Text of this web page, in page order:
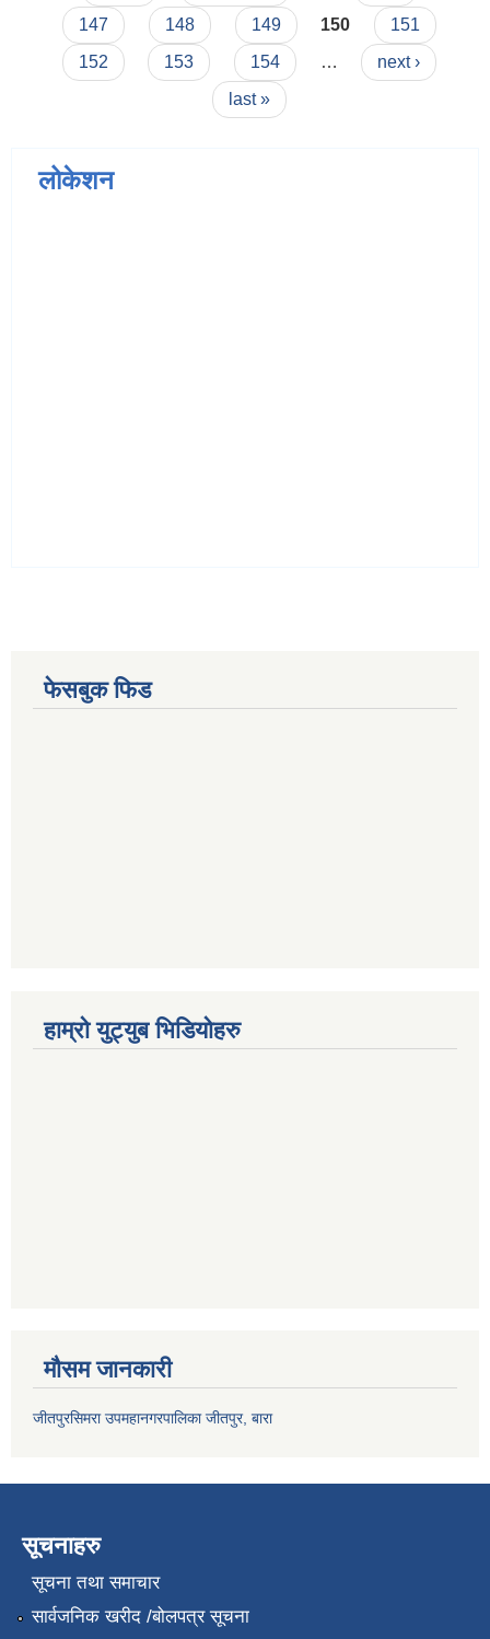
147 148 149 150
151
152
153 154 …
next ›
last »
लोकेशन
फेसबुक फिड
हाम्रो युट्युब भिडियोहरु
मौसम जानकारी
जीतपुरसिमरा उपमहानगरपालिका जीतपुर, बारा
सूचनाहरु
सूचना तथा समाचार
सार्वजनिक खरीद /बोलपत्र सूचना